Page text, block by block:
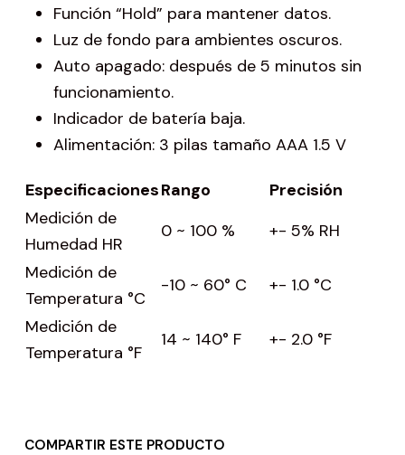
Función “Hold” para mantener datos.
Luz de fondo para ambientes oscuros.
Auto apagado: después de 5 minutos sin
funcionamiento.
Indicador de batería baja.
Alimentación: 3 pilas tamaño AAA 1.5 V
EspecificacionesRango
Precisión
Medición de
Humedad HR
0 ~ 100 %
+- 5% RH
Medición de
Temperatura °C
-10 ~ 60° C
+- 1.0 °C
Medición de
Temperatura °F
14 ~ 140° F +- 2.0 °F
COMPARTIR ESTE PRODUCTO